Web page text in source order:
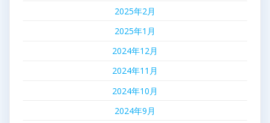
2025年2月
2025年1月
2024年12月
2024年11月
2024年10月
2024年9月